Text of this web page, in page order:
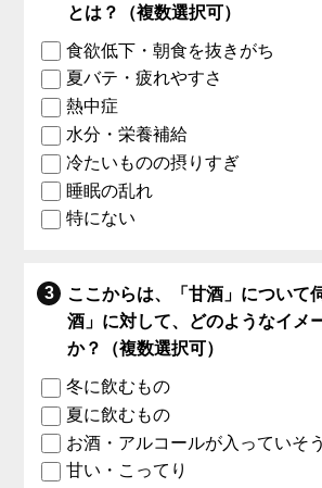
とは？（複数選択可）
食欲低下・朝食を抜きがち
夏バテ・疲れやすさ
熱中症
水分・栄養補給
冷たいものの摂りすぎ
睡眠の乱れ
特にない
ここからは、「甘酒」について
酒」に対して、どのようなイメ
か？（複数選択可）
冬に飲むもの
夏に飲むもの
お酒・アルコールが入っていそう
甘い・こってり